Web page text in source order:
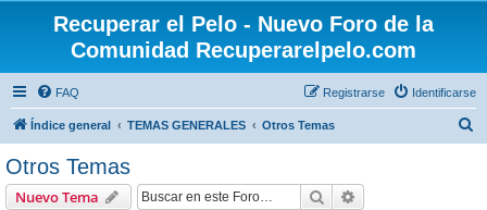
Recuperar el Pelo - Nuevo Foro de la
Comunidad Recuperarelpelo.com
FAQ Identificarse
Registrarse
Índice general TEMAS GENERALES Otros Temas
Otros Temas
Nuevo Tema Buscar